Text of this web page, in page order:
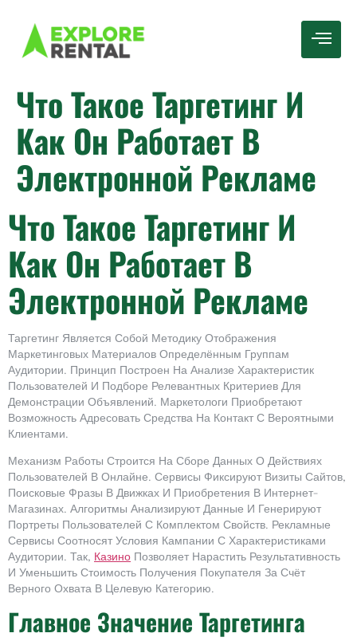
Что Такое Таргетинг И
Как Он Работает В
Электронной Рекламе
Что Такое Таргетинг И
Как Он Работает В
Электронной Рекламе
Таргетинг Является Собой Методику Отображения
Маркетинговых Материалов Определённым Группам
Аудитории. Принцип Построен На Анализе Характеристик
Пользователей И Подборе Релевантных Критериев Для
Демонстрации Объявлений. Маркетологи Приобретают
Возможность Адресовать Средства На Контакт С Вероятными
Клиентами.
Механизм Работы Строится На Сборе Данных О Действиях
Пользователей В Онлайне. Сервисы Фиксируют Визиты Сайтов,
Поисковые Фразы В Движках И Приобретения В Интернет-
Магазинах. Алгоритмы Анализируют Данные И Генерируют
Портреты Пользователей С Комплектом Свойств. Рекламные
Сервисы Соотносят Условия Кампании С Характеристиками
Аудитории. Так, Казино Позволяет Нарастить Результативность
И Уменьшить Стоимость Получения Покупателя За Счёт
Верного Охвата В Целевую Категорию.
Главное Значение Таргетинга